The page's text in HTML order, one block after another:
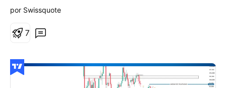
Unidos? Gran parte de la respuesta dependerá de las
se centra principalmente en la inflación subyacente,
permanece demasiado elevada durante demasiado
tiempo, puede terminar afectando al conjunto de la
por Swissquote
7